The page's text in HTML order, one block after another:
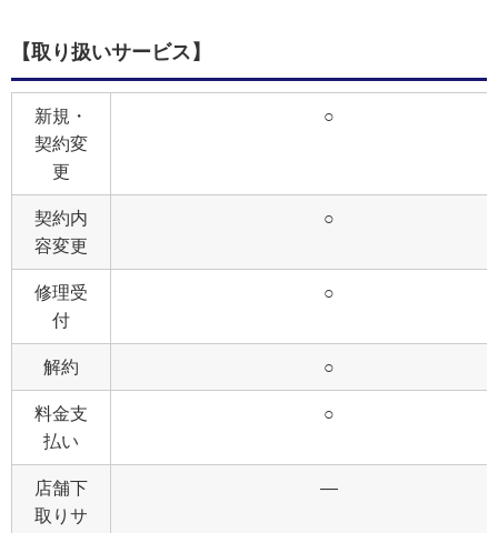
【取り扱いサービス】
新規・
契約変
更
○
契約内
容変更
○
修理受
付
○
解約 ○
料金支
払い
○
店舗下
取りサ
―